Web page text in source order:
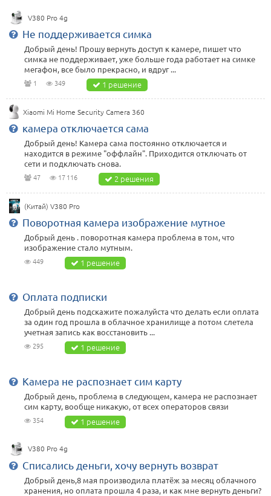
V380 Pro 4g
Не поддерживается симка
Добрый день! Прошу вернуть доступ к камере, пишет что
симка не поддерживает, уже больше года работает на симке
мегафон, все было прекрасно, и вдруг ...
1 349 1 решение
Xiaomi Mi Home Security Camera 360
камера отключается сама
Добрый день! Камера сама постоянно отключается и
находится в режиме "оффлайн". Приходится отключать от
сети и подключать снова.
47 17 116 2 решения
(Китай) V380 Pro
Поворотная камера изображение мутное
Добрый день . поворотная камера проблема в том, что
изображение стало мутным.
449 1 решение
Оплата подписки
Добрый день подскажите пожалуйста что делать если оплата
за один год прошла в облачное хранилище а потом слетела
учетная запись как восстановить ...
295 1 решение
Камера не распознает сим карту
Добрый день, проблема в следующем, камера не распознает
сим карту, вообще никакую, от всех операторов связи
354 1 решение
V380 Pro 4g
Списались деньги, хочу вернуть возврат
Добрый день,8 мая производила платёж за месяц облачного
хранения, но оплата прошла 4 раза, и как мне вернуть деньги?